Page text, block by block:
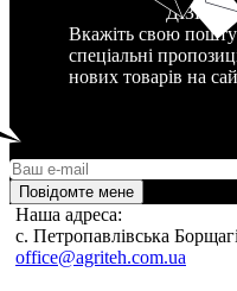
Вкажіть свою
спеціальні
нових товарів на
Повідомте мене
Наша адреса:
c. Петропавлівська
office@agriteh.com.ua